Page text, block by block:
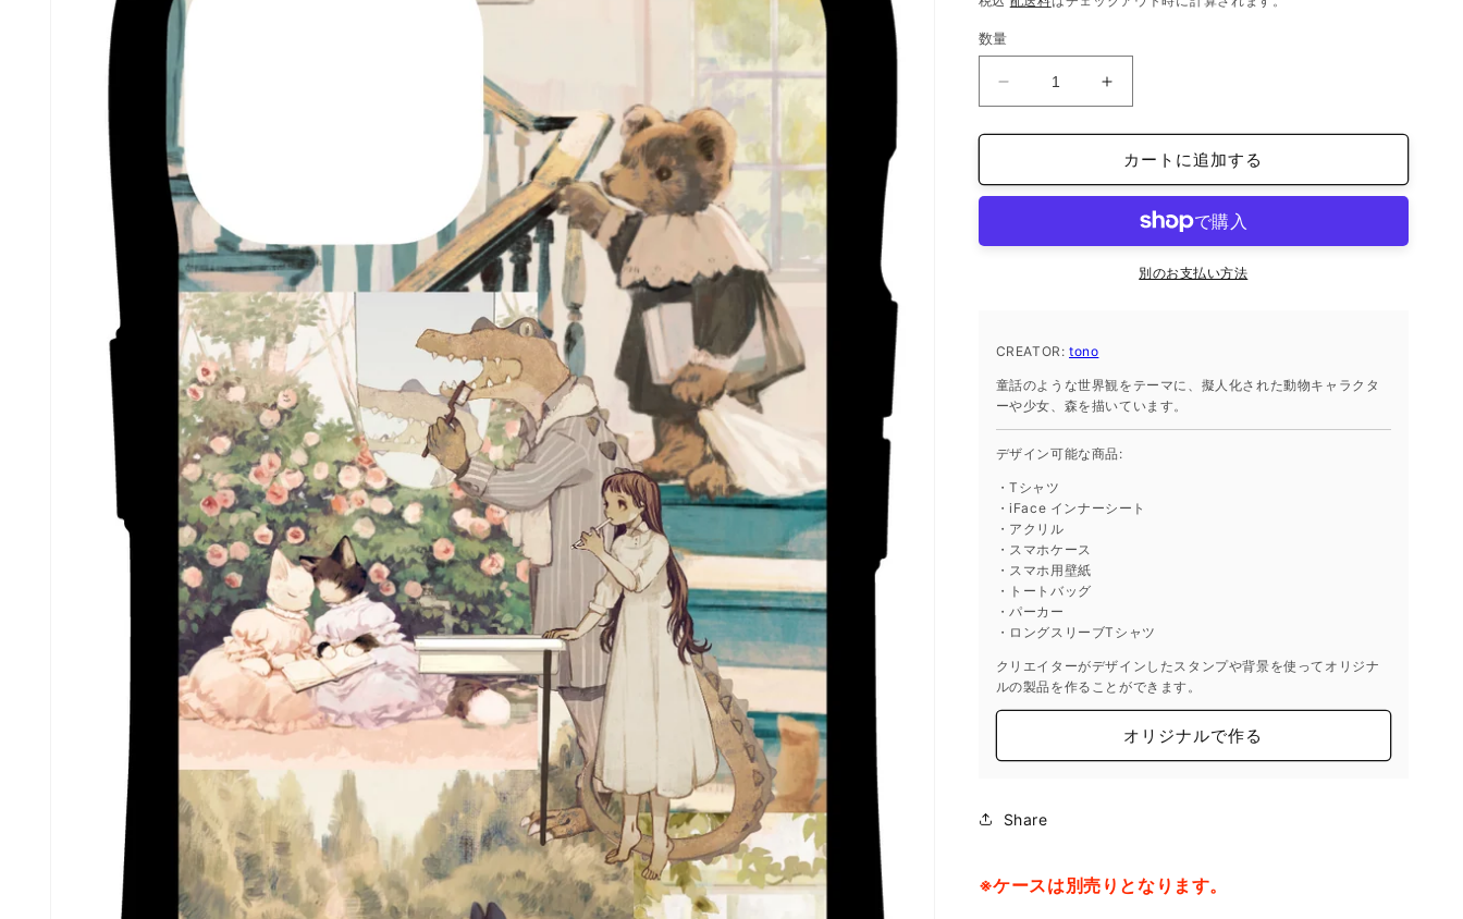
価
格
数量
reflection
イ
ナ
シ
の
量
減
す
iFace
reflection
イ
ン
ナ
シ
量
増
す
カートに追加する
別のお支払い方法
CREATOR: tono
童話のような世界観をテーマに、擬人化された動物キャラクタ
ーや少女、森を描いています。
デザイン可能な商品:
・Tシャツ
・iFace インナーシート
・アクリル
・スマホケース
・スマホ用壁紙
・トートバッグ
・パーカー
・ロングスリーブTシャツ
クリエイターがデザインしたスタンプや背景を使ってオリジナ
ルの製品を作ることができます。
オリジナルで作る
Share
※ケースは別売りとなります。